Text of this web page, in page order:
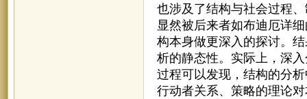
也涉及了结构与社会过程
显然被后来者如布迪厄详
构本身做更深入的探讨。
析的静态性。实际上，深
过程可以发现，结构的分
行动者关系、策略的理论